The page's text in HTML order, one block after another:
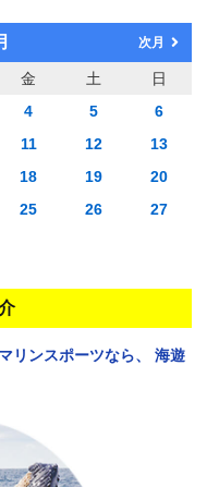
次月
金 土
日
4 5
6
11 12
13
18 19
20
25 26
27
リンスポーツなら、
海遊